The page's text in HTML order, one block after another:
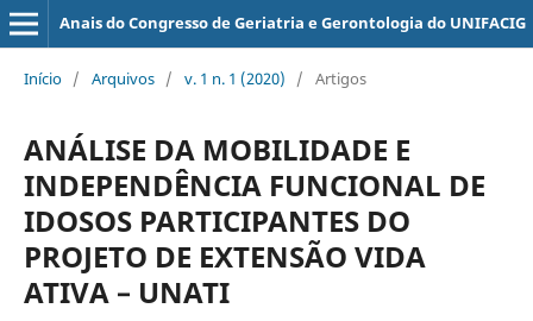
Anais do Congresso de Geriatria e Gerontologia do UNIFACIG
Início / Arquivos / v. 1 n. 1 (2020) / Artigos
ANÁLISE DA MOBILIDADE E
INDEPENDÊNCIA FUNCIONAL DE
IDOSOS PARTICIPANTES DO
PROJETO DE EXTENSÃO VIDA
ATIVA – UNATI